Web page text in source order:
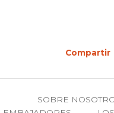
Compartir
SOBRE